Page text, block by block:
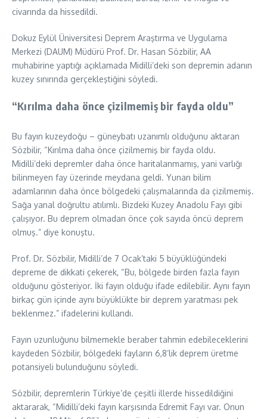
civarında da hissedildi.
Dokuz Eylül Üniversitesi Deprem Araştırma ve Uygulama
Merkezi (DAUM) Müdürü Prof. Dr. Hasan Sözbilir, AA
muhabirine yaptığı açıklamada Midilli’deki son depremin adanın
kuzey sınırında gerçekleştiğini söyledi.
“Kırılma daha önce çizilmemiş bir fayda oldu”
Bu fayın kuzeydoğu – güneybatı uzanımlı olduğunu aktaran
Sözbilir, “Kırılma daha önce çizilmemiş bir fayda oldu.
Midilli’deki depremler daha önce haritalanmamış, yani varlığı
bilinmeyen fay üzerinde meydana geldi. Yunan bilim
adamlarının daha önce bölgedeki çalışmalarında da çizilmemiş.
Sağa yanal doğrultu atılımlı. Bizdeki Kuzey Anadolu Fayı gibi
çalışıyor. Bu deprem olmadan önce çok sayıda öncü deprem
olmuş.” diye konuştu.
Prof. Dr. Sözbilir, Midilli’de 7 Ocak’taki 5 büyüklüğündeki
depreme de dikkati çekerek, “Bu, bölgede birden fazla fayın
olduğunu gösteriyor. İki fayın olduğu ifade edilebilir. Aynı fayın
birkaç gün içinde aynı büyüklükte bir deprem yaratması pek
beklenmez.” ifadelerini kullandı.
Fayın uzunluğunu bilmemekle beraber tahmin edebileceklerini
kaydeden Sözbilir, bölgedeki fayların 6,8’lik deprem üretme
potansiyeli bulunduğunu söyledi.
Sözbilir, depremlerin Türkiye’de çeşitli illerde hissedildiğini
aktararak, “Midilli’deki fayın karşısında Edremit Fayı var. Onun